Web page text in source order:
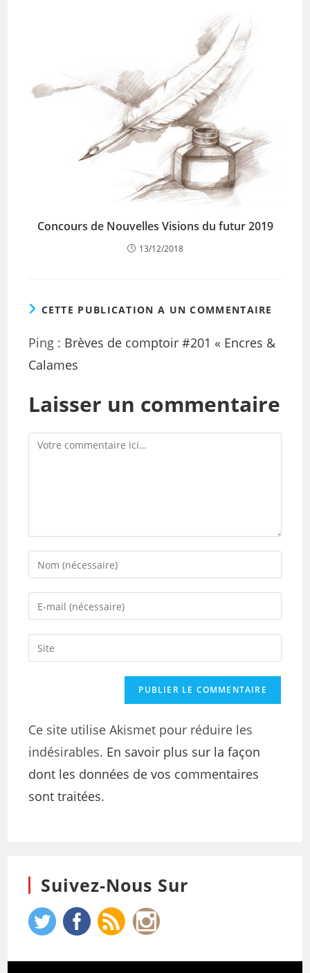
Concours de Nouvelles Visions du futur 2019
13/12/2018
CETTE PUBLICATION A UN COMMENTAIRE
Ping : Brèves de comptoir #201 « Encres &
Calames
Laisser un commentaire
Ce site utilise Akismet pour réduire les
indésirables. En savoir plus sur la façon
dont les données de vos commentaires
sont traitées.
Suivez-Nous Sur